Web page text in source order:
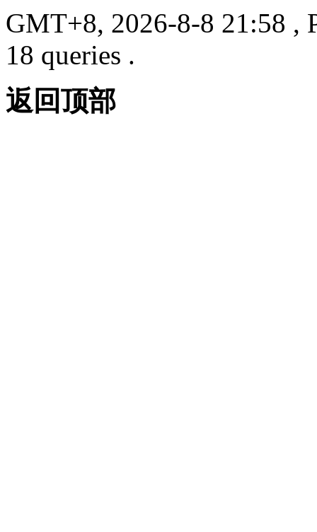
GMT+8, 2026-8-8 21:58 ,
18 queries .
返回顶部